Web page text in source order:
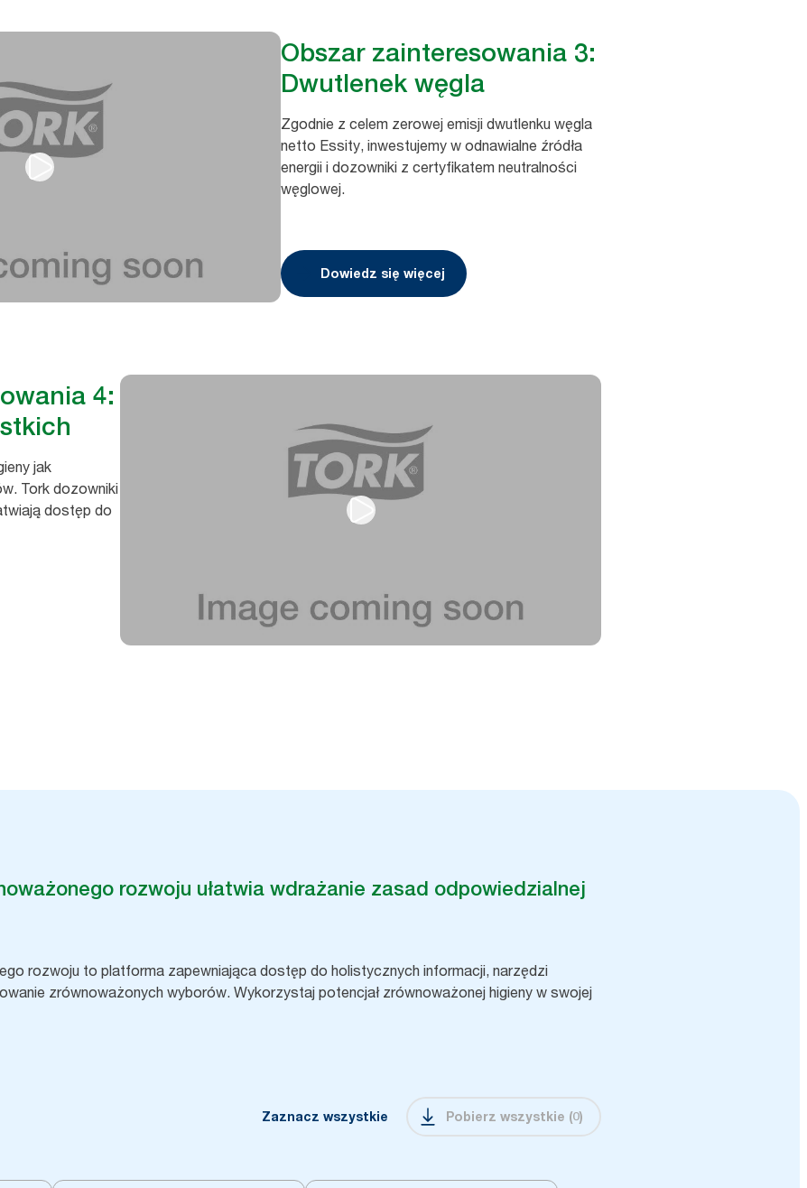
Obszar zainteresowania 3:
Dwutlenek węgla
Zgodnie z celem zerowej emisji dwutlenku węgla
netto Essity, inwestujemy w odnawialne źródła
energii i dozowniki z certyfikatem neutralności
węglowej.
Dowiedz się więcej
4:
jak
Tork dozowniki
dostęp do
rozwoju ułatwia wdrażanie zasad odpowiedzialnej
rozwoju to platforma zapewniająca dostęp do holistycznych informacji, narzędzi
zrównoważonych wyborów. Wykorzystaj potencjał zrównoważonej higieny w swojej
Zaznacz wszystkie Pobierz wszystkie (0)